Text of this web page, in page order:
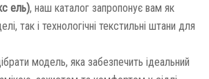
ель), наш каталог запропонує вам як
так і технологічні текстильні штани для
модель, яка забезпечить ідеальний